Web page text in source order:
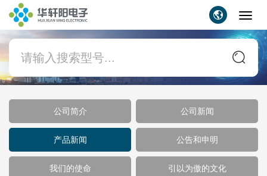
公司简介 公司新闻
产品新闻 公告和申明
我们的使命 引以为傲的文化